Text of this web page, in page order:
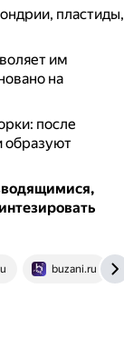
пластиды,
им
на
после
образуют
buzani.ru